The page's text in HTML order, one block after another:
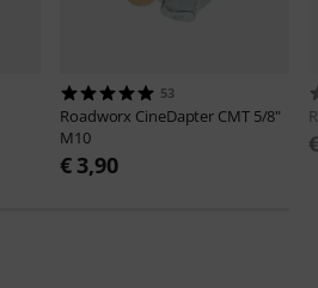
53
Roadworx CineDapter CMT 5/8"
M10
€ 3,90